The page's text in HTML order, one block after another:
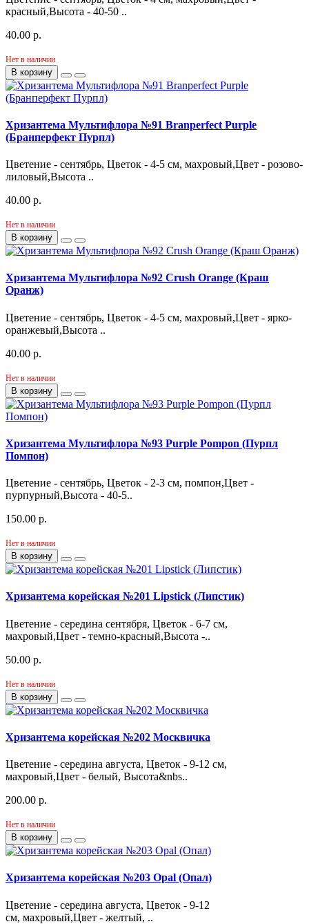
красный,Высота - 40-50 ..
40.00 р.
Нет в наличии
В корзину
Хризантема Мультифлора №91 Branperfect Purple
(Бранперфект Пурпл)
Цветение - сентябрь, Цветок - 4-5 см, махровый,Цвет - розово-
лиловый,Высота ..
40.00 р.
Нет в наличии
В корзину
Хризантема Мультифлора №92 Crush Orange (Краш
Оранж)
Цветение - сентябрь, Цветок - 4-5 см, махровый,Цвет - ярко-
оранжевый,Высота ..
40.00 р.
Нет в наличии
В корзину
Хризантема Мультифлора №93 Purple Pompon (Пурпл
Помпон)
Цветение - сентябрь, Цветок - 2-3 см, помпон,Цвет -
пурпурный,Высота - 40-5..
150.00 р.
Нет в наличии
В корзину
Хризантема корейская №201 Lipstick (Липстик)
Цветение - середина сентября, Цветок - 6-7 см,
махровый,Цвет - темно-красный,Высота -..
50.00 р.
Нет в наличии
В корзину
Хризантема корейская №202 Москвичка
Цветение - середина августа, Цветок - 9-12 см,
махровый,Цвет - белый, Высота&nbs..
200.00 р.
Нет в наличии
В корзину
Хризантема корейская №203 Opal (Опал)
Цветение - середина августа, Цветок - 9-12
см, махровый,Цвет - желтый, ..